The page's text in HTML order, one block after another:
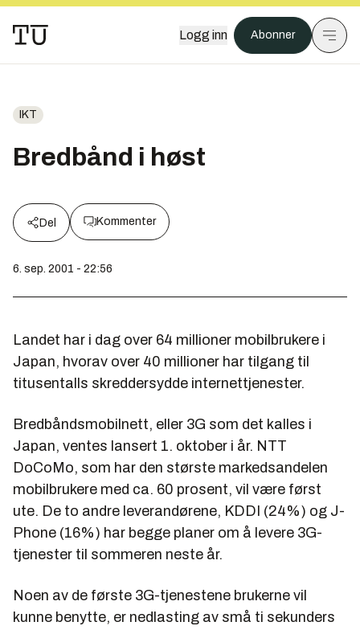
Logg inn Abonner
IKT
Bredbånd i høst
Del Kommenter
6. sep. 2001 - 22:56
Landet har i dag over 64 millioner mobilbrukere i
Japan, hvorav over 40 millioner har tilgang til
titusentalls skreddersydde internettjenester.
Bredbåndsmobilnett, eller 3G som det kalles i
Japan, ventes lansert 1. oktober i år. NTT
DoCoMo, som har den største markedsandelen
mobilbrukere med ca. 60 prosent, vil være først
ute. De to andre leverandørene, KDDI (24%) og J-
Phone (16%) har begge planer om å levere 3G-
tjenester til sommeren neste år.
Noen av de første 3G-tjenestene brukerne vil
kunne benytte, er nedlasting av små ti sekunders